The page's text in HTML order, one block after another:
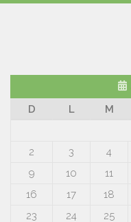
D
L M
2
3 4
9
10 11
16
17 18
23
24 25